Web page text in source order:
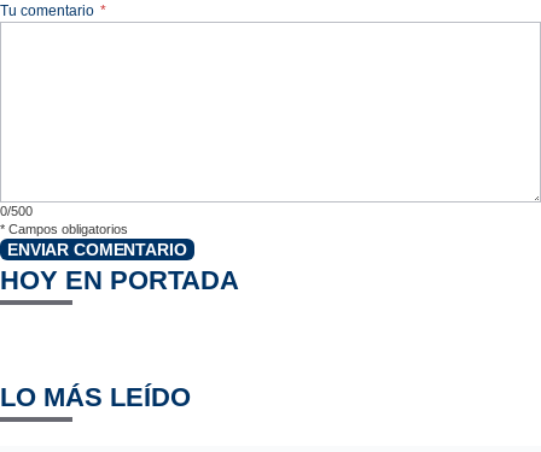
Tu comentario *
0/500
* Campos obligatorios
ENVIAR COMENTARIO
HOY EN PORTADA
LO MÁS LEÍDO